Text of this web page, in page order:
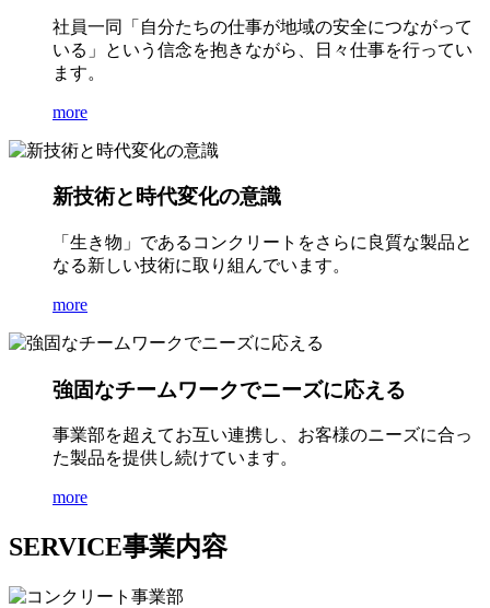
社員一同「自分たちの仕事が地域の安全につながって
いる」という信念を抱きながら、日々仕事を行ってい
ます。
more
新技術と時代変化の意識
「生き物」であるコンクリートをさらに良質な製品と
なる新しい技術に取り組んでいます。
more
強固なチームワークでニーズに応える
事業部を超えてお互い連携し、お客様のニーズに合っ
た製品を提供し続けています。
more
SERVICE事業内容